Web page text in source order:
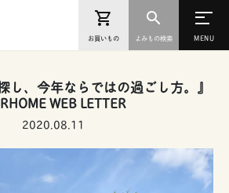
し、今年ならではの過ごし方。』
WEB LETTER
2020.08.11
お買いもの よみもの検索